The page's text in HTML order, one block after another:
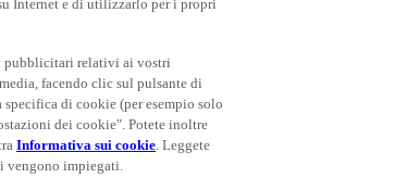
Internet e di utilizzarlo per i propri
pubblicitari relativi ai vostri
facendo clic sul pulsante di
specifica di cookie (per esempio solo
dei cookie". Potete inoltre
Informativa sui cookie. Leggete
vengono impiegati.